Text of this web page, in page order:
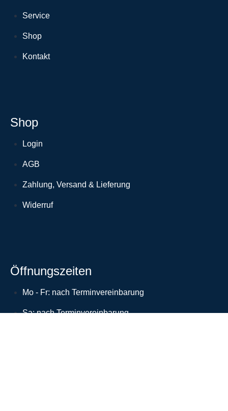
Service
Shop
Kontakt
Shop
Login
AGB
Zahlung, Versand & Lieferung
Widerruf
Öffnungszeiten
Mo - Fr: nach Terminvereinbarung
Sa: nach Terminvereinbarung